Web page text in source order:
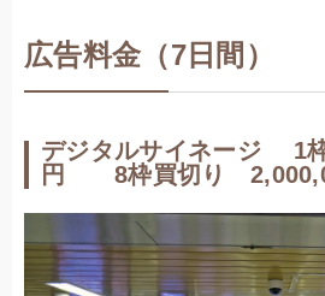
広告料金（7日間）
デジタルサイネージ 1
円 8枠買切り